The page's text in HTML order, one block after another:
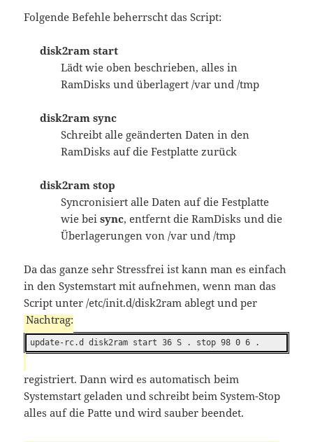
Folgende Befehle beherrscht das Script:
disk2ram start
Lädt wie oben beschrieben, alles in
RamDisks und überlagert /var und /tmp
disk2ram sync
Schreibt alle geänderten Daten in den
RamDisks auf die Festplatte zurück
disk2ram stop
Syncronisiert alle Daten auf die Festplatte
wie bei sync, entfernt die RamDisks und die
Überlagerungen von /var und /tmp
Da das ganze sehr Stressfrei ist kann man es einfach
in den Systemstart mit aufnehmen, wenn man das
Script unter /etc/init.d/disk2ram ablegt und per
update-rc.d disk2ram start 36 S . stop 98 0 6 .
registriert. Dann wird es automatisch beim
Systemstart geladen und schreibt beim System-Stop
alles auf die Patte und wird sauber beendet.